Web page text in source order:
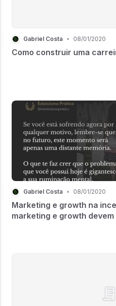
Gabriel Costa • 08/01/2020
Como construir uma
Gabriel Costa • 08/01/2020
Marketing e growth na
marketing e growth